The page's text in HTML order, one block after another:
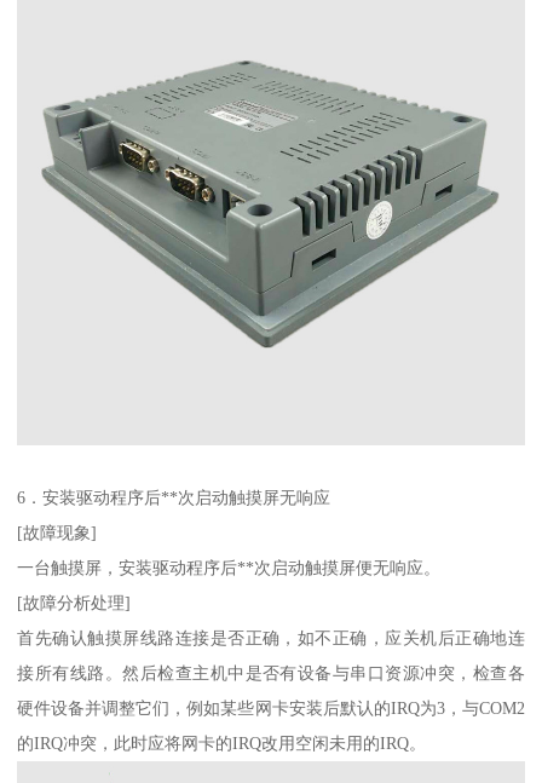
6．安装驱动程序后**次启动触摸屏无响应
[故障现象]
一台触摸屏，安装驱动程序后**次启动触摸屏便无响应。
[故障分析处理]
首先确认触摸屏线路连接是否正确，如不正确，应关机后正确地连
接所有线路。然后检查主机中是否有设备与串口资源冲突，检查各
硬件设备并调整它们，例如某些网卡安装后默认的IRQ为3，与COM2
的IRQ冲突，此时应将网卡的IRQ改用空闲未用的IRQ。